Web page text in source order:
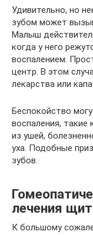
Удивительно, но
зубом может
Малыш
когда у него
воспалением.
центр. В этом
лекарства или
Беспокойство
воспаления, такие
из ушей,
уха. Подобные
зубов.
лечения
К большому